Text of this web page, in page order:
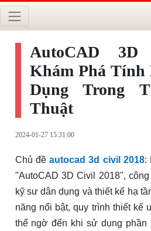
AutoCAD
Khám Phá Tính
Dụng Trong
Thuật
2024-01-27 15:31:00
Chủ đềautocad 3d civil 2018:
"AutoCAD 3D Civil 2018",
kỹ sư dân dụng và thiết kế hạ
năng nổi bật, quy trình thiết kế
thể ngờ đến khi sử dụng phần